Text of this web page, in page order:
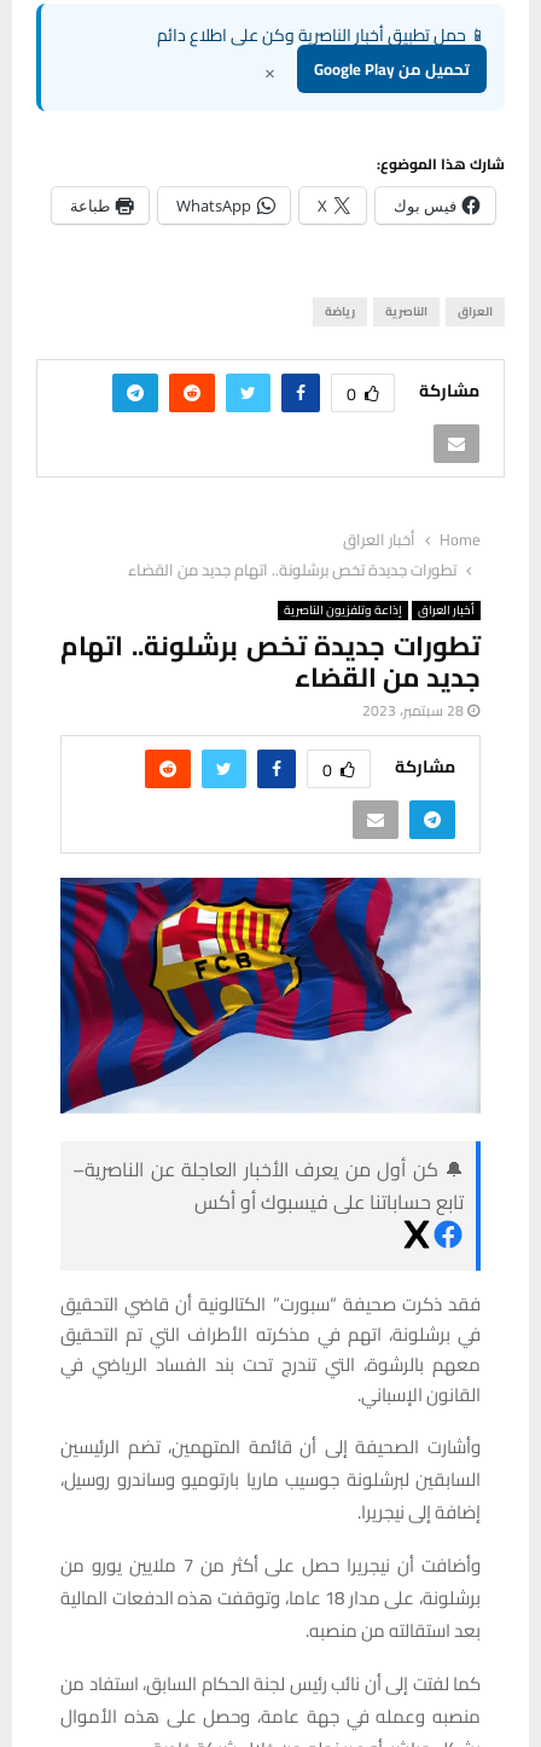
📱 حمل تطبيق أخبار الناصرية وكن على اطلاع دائم
تحميل من Google Play ×
شارك هذا الموضوع:
فيس بوك X
WhatsApp طباعة
العراق الناصرية رياضة
مشاركة 0
Home
أخبار العراق
تطورات جديدة تخص برشلونة.. اتهام جديد من القضاء
أخبار العراق إذاعة وتلفزيون الناصرية
تطورات جديدة تخص برشلونة.. اتهام
جديد من القضاء
28 سبتمبر، 2023
مشاركة 0
🔔 كن أول من يعرف الأخبار العاجلة عن الناصرية–
تابع حساباتنا على فيسبوك أو أكس
فقد ذكرت صحيفة “سبورت” الكتالونية أن قاضي التحقيق
في برشلونة، اتهم في مذكرته الأطراف التي تم التحقيق
معهم بالرشوة، التي تندرج تحت بند الفساد الرياضي في
القانون الإسباني.
وأشارت الصحيفة إلى أن قائمة المتهمين، تضم الرئيسين
السابقين لبرشلونة جوسيب ماريا بارتوميو وساندرو روسيل،
إضافة إلى نيجريرا.
وأضافت أن نيجريرا حصل على أكثر من 7 ملايين يورو من
برشلونة، على مدار 18 عاما، وتوقفت هذه الدفعات المالية
بعد استقالته من منصبه.
كما لفتت إلى أن نائب رئيس لجنة الحكام السابق، استفاد من
منصبه وعمله في جهة عامة، وحصل على هذه الأموال